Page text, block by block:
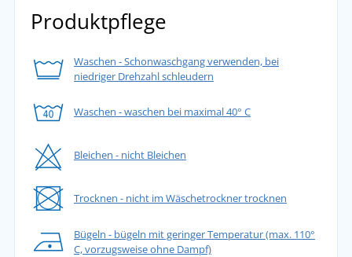
Produktpflege
Waschen - Schonwaschgang verwenden, bei
niedriger Drehzahl schleudern
Waschen - waschen bei maximal 40° C
Bleichen - nicht Bleichen
Trocknen - nicht im Wäschetrockner trocknen
Bügeln - bügeln mit geringer Temperatur (max. 110°
C, vorzugsweise ohne Dampf)